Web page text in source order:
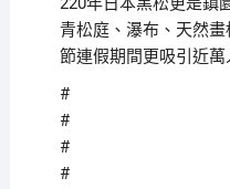
青松庭、瀑布、天然
節連假期間更吸引近萬
#
#
#
#